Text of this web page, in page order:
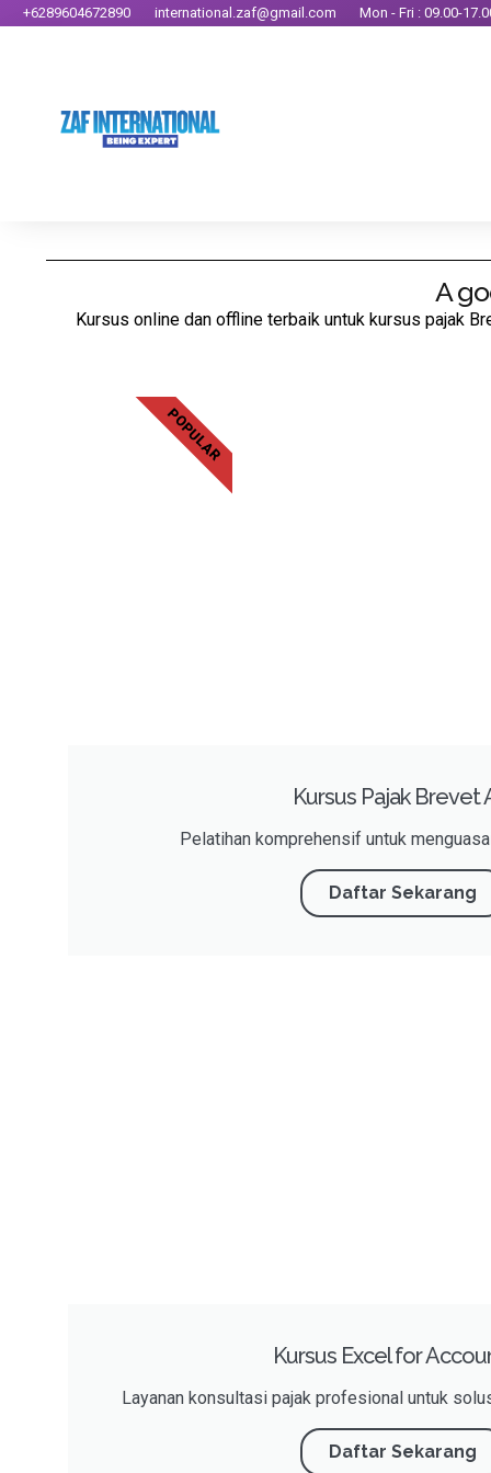
+6289604672890 international.zaf@gmail.com Mon - Fri : 09.00-
A
Kursus online dan offline terbaik untuk kursus pajak
Kursus Pajak Brevet
Pelatihan komprehensif untuk
Daftar Sekarang
POPULAR
Kursus Excel for
Layanan konsultasi pajak profesional untuk
Daftar Sekarang